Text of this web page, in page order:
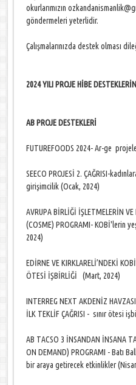
okurlarımızın
göndermeleri yeterlidir.
Çalışmalarınızda destek olması
2024 YILI PROJE HİBE
AB PROJE DESTEKLERİ
FUTUREFOODS 2024- Ar-ge
SEECO PROJESİ 2. ÇAĞRISI-
girişimcilik (Ocak, 2024)
AVRUPA BİRLİĞİ İŞLETMELERİN
(COSME) PROGRAMI- KOBİ'lerin
2024)
EDİRNE VE KIRKLARELİ’NDEKİ
ÖTESİ İŞBİRLİĞİ (Mart, 2024)
INTERREG NEXT AKDENİZ
İLK TEKLİF ÇAĞRISI - sınır ötesi
AB TACSO 3 İNSANDAN İNSANA
ON DEMAND) PROGRAMI - Batı
bir araya getirecek etkinlikler